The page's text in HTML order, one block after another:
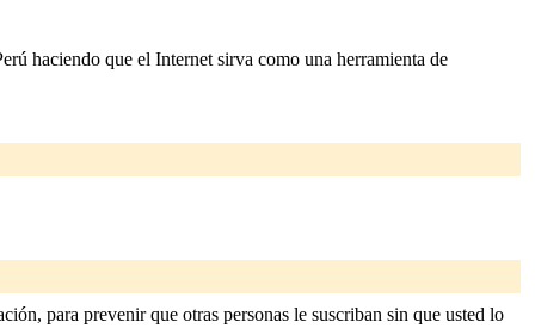
haciendo que el Internet sirva como una herramienta de
para prevenir que otras personas le suscriban sin que usted lo